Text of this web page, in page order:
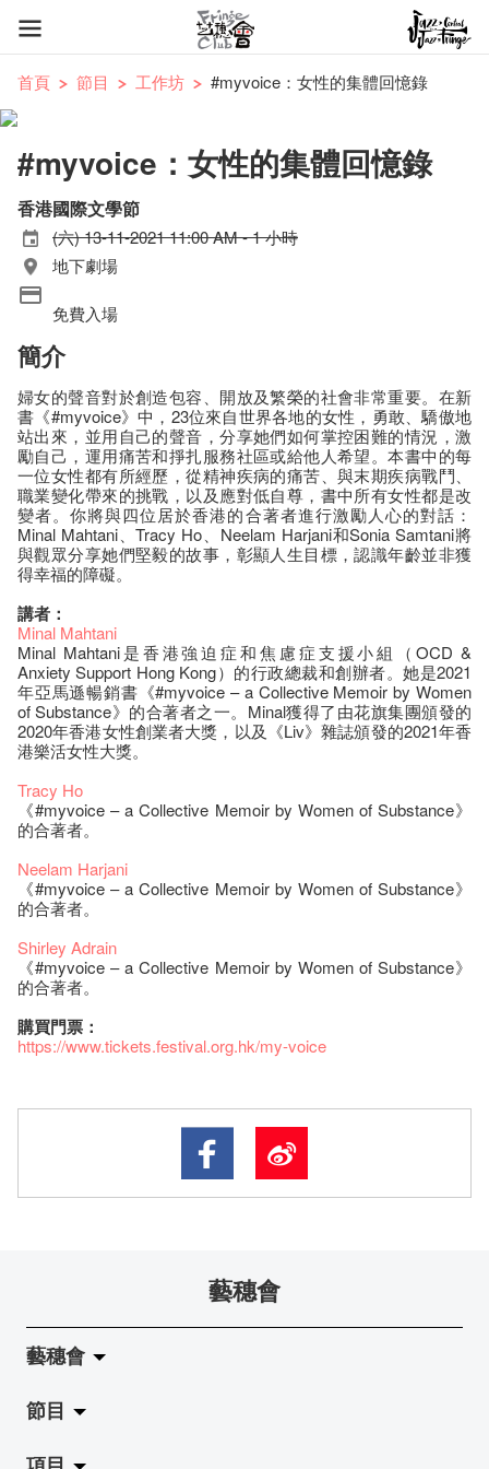
首頁 節目 工作坊 #myvoice：女性的集體回憶錄
#myvoice：女性的集體回憶錄
香港國際文學節
(六) 13-11-2021 11:00 AM - 1 小時
地下劇場
免費入場
簡介
婦女的聲音對於創造包容、開放及繁榮的社會非常重要。在新
書《#myvoice》中，23位來自世界各地的女性，勇敢、驕傲地
站出來，並用自己的聲音，分享她們如何掌控困難的情況，激
勵自己，運用痛苦和掙扎服務社區或給他人希望。本書中的每
一位女性都有所經歷，從精神疾病的痛苦、與末期疾病戰鬥、
職業變化帶來的挑戰，以及應對低自尊，書中所有女性都是改
變者。你將與四位居於香港的合著者進行激勵人心的對話：
Minal Mahtani、Tracy Ho、Neelam Harjani和Sonia Samtani將
與觀眾分享她們堅毅的故事，彰顯人生目標，認識年齡並非獲
得幸福的障礙。
講者：
Minal Mahtani
Minal Mahtani是香港強迫症和焦慮症支援小組（OCD &
Anxiety Support Hong Kong）的行政總裁和創辦者。她是2021
年亞馬遜暢銷書《#myvoice – a Collective Memoir by Women
of Substance》的合著者之一。Minal獲得了由花旗集團頒發的
2020年香港女性創業者大獎，以及《Liv》雜誌頒發的2021年香
港樂活女性大獎。
Tracy Ho
《#myvoice – a Collective Memoir by Women of Substance》
的合著者。
Neelam Harjani
《#myvoice – a Collective Memoir by Women of Substance》
的合著者。
Shirley Adrain
《#myvoice – a Collective Memoir by Women of Substance》
的合著者。
購買門票：
https://www.tickets.festival.org.hk/my-voice
藝穗會
藝穗會
關於藝穗會
藝穗會的演化
節目
拉闊